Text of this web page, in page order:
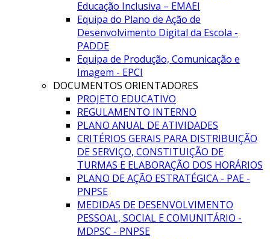
Educação Inclusiva – EMAEI
Equipa do Plano de Ação de
Desenvolvimento Digital da Escola -
PADDE
Equipa de Produção, Comunicação e
Imagem - EPCI
DOCUMENTOS ORIENTADORES
PROJETO EDUCATIVO
REGULAMENTO INTERNO
PLANO ANUAL DE ATIVIDADES
CRITÉRIOS GERAIS PARA DISTRIBUIÇÃO
DE SERVIÇO, CONSTITUIÇÃO DE
TURMAS E ELABORAÇÃO DOS HORÁRIOS
PLANO DE AÇÃO ESTRATÉGICA - PAE -
PNPSE
MEDIDAS DE DESENVOLVIMENTO
PESSOAL, SOCIAL E COMUNITÁRIO -
MDPSC - PNPSE